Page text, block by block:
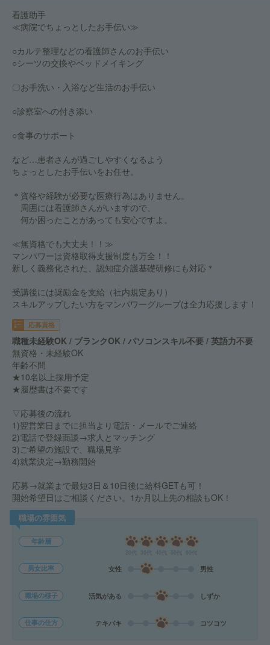
看護助手
≪病院でちょっとしたお手伝い≫
○カルテ整理などの看護師さんのお手伝い
○シーツの交換やベッドメイキング
〇お手洗い・入浴など生活のお手伝い
○診察室への付き添い
○食事のサポート
など…患者さんが過ごしやすくなるよう
ちょっとしたお手伝いをお任せ。
＊資格や経験が必要な医療行為はありません。
周囲には看護師さんがいますので、
何か困ったことがあっても安心ですよ。
≪無資格でも大丈夫！！≫
マンパワーは資格取得支援制度も万全！！
新しく義務化された、認知症介護基礎研修にも対応＊
受講後には奨励金を支給（社内規定あり）
スキルアップしたい方をマンパワーグループは全力応援します！
応募資格
職種未経験OK / ブランクOK / パソコンスキル不要 / 英語力不要
無資格・未経験OK
年齢不問
★10名以上採用予定
★履歴書は不要です
▽応募後の流れ
1)翌営業日までに担当より電話・メールでご連絡
2)電話で登録面談→求人とマッチング
3)ご希望の施設で、職場見学
4)就業決定→勤務開始
応募→就業まで最短3日＆10日後に給料GETも可！
開始希望日はご相談ください。1か月以上先の相談もOK！
職場の雰囲気
年齢層
男女比率 女性 男性
職場の様子 活気がある しずか
仕事の仕方 テキパキ コツコツ